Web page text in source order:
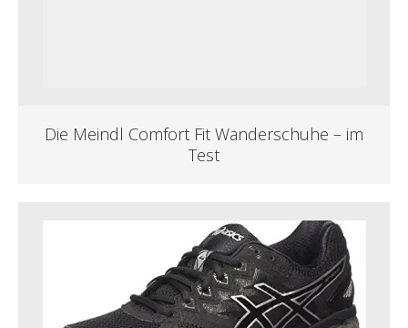
Die Meindl Comfort Fit Wanderschuhe – im
Test